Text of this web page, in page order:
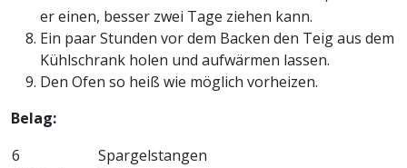
er einen, besser zwei Tage ziehen kann.
Ein paar Stunden vor dem Backen den Teig aus dem
Kühlschrank holen und aufwärmen lassen.
Den Ofen so heiß wie möglich vorheizen.
Belag:
6
Spargelstangen